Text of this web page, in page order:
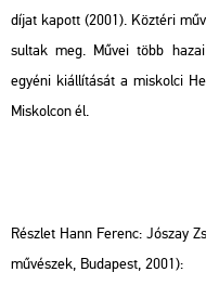
díjat ka­pott (2001). Köz­té­ri
sul­tak meg. Művei több
egyé­ni ki­ál­lí­tá­sát a mis­kol­ci
Mis­kol­con él.
Rész­let Hann Fe­renc: Jó­szay
mű­vé­szek, Bu­da­pest, 2001):